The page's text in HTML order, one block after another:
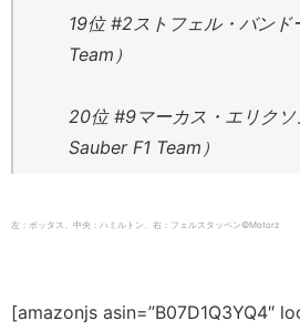
19位 #2ストフェル・バンド
Team）
20位 #9マーカス・エリク
Sauber F1 Team）
左：ボッタス、中央：ハミルトン、右：フェルスタッペン©️Motorz
[amazonjs asin=”B07D1Q3YQ4″